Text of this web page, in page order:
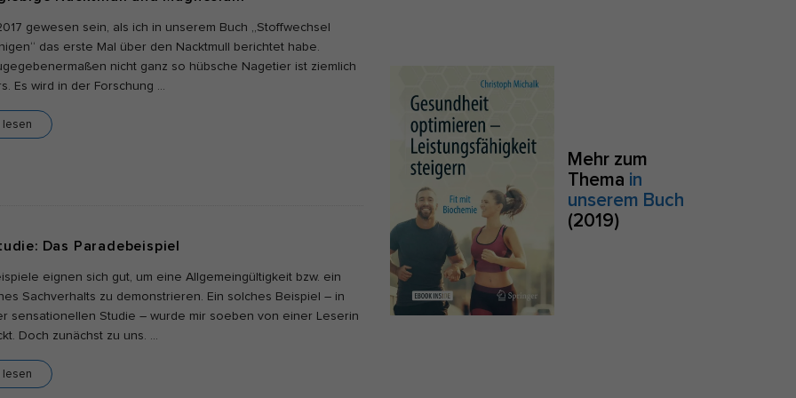
gewesen sein, als ich in unserem Buch „Stoffwechsel
das erste Mal über den Nacktmull berichtet habe.
nicht ganz so hübsche Nagetier ist ziemlich
Es wird in der Forschung …
lesen
Das Paradebeispiel
eignen sich gut, um eine Allgemeingültigkeit bzw. ein
Sachverhalts zu demonstrieren. Ein solches Beispiel – in
sensationellen Studie – wurde mir soeben von einer Leserin
Doch zunächst zu uns. …
lesen
Mehr zum
Thema in
unserem Buch
(2019)
essenzielle Cookies akzeptieren
(7)
Cookies ermöglichen grundlegende Funktionen und sind für die
Funktion und die Sicherheit der Website erforderlich.
Anonyme Statistiken
Cookies erfassen Informationen anonym. Diese Informationen helfen uns zu
beliebter sind, können wir unser Angebot besser auf unsere Besucher
Cookie-Informationen anzeigen
(5)
Cookies werden von Drittanbietern oder Publishern verwendet, um
Werbung anzuzeigen. Sie tun dies, indem sie Besucher über Websites
verfolgen.